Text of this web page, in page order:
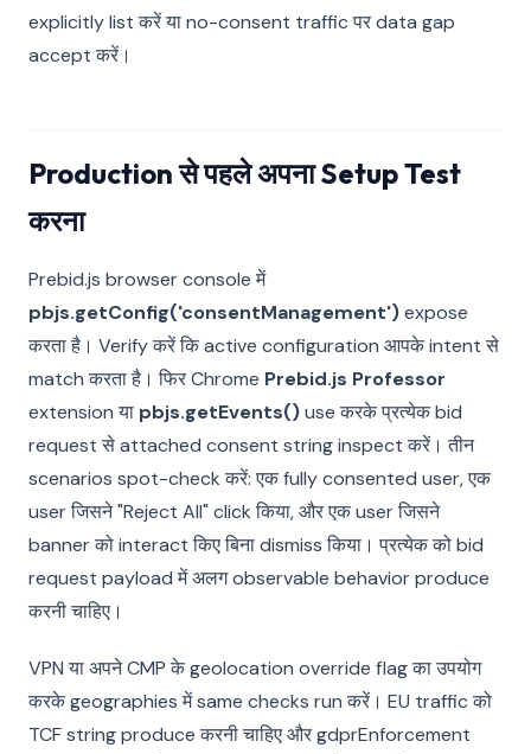
explicitly list करें या no-consent traffic पर data gap
accept करें।
Production से पहले अपना Setup Test
करना
Prebid.js browser console में
pbjs.getConfig('consentManagement')expose
करता है। Verify करें कि active configuration आपके intent से
match करता है। फिर Chrome Prebid.js Professor
extension या pbjs.getEvents()use करके प्रत्येक bid
request से attached consent string inspect करें। तीन
scenarios spot-check करें: एक fully consented user, एक
user जिसने "Reject All" click किया, और एक user जिसने
banner को interact किए बिना dismiss किया। प्रत्येक को bid
request payload में अलग observable behavior produce
करनी चाहिए।
VPN या अपने CMP के geolocation override flag का उपयोग
करके geographies में same checks run करें। EU traffic को
TCF string produce करनी चाहिए और gdprEnforcement